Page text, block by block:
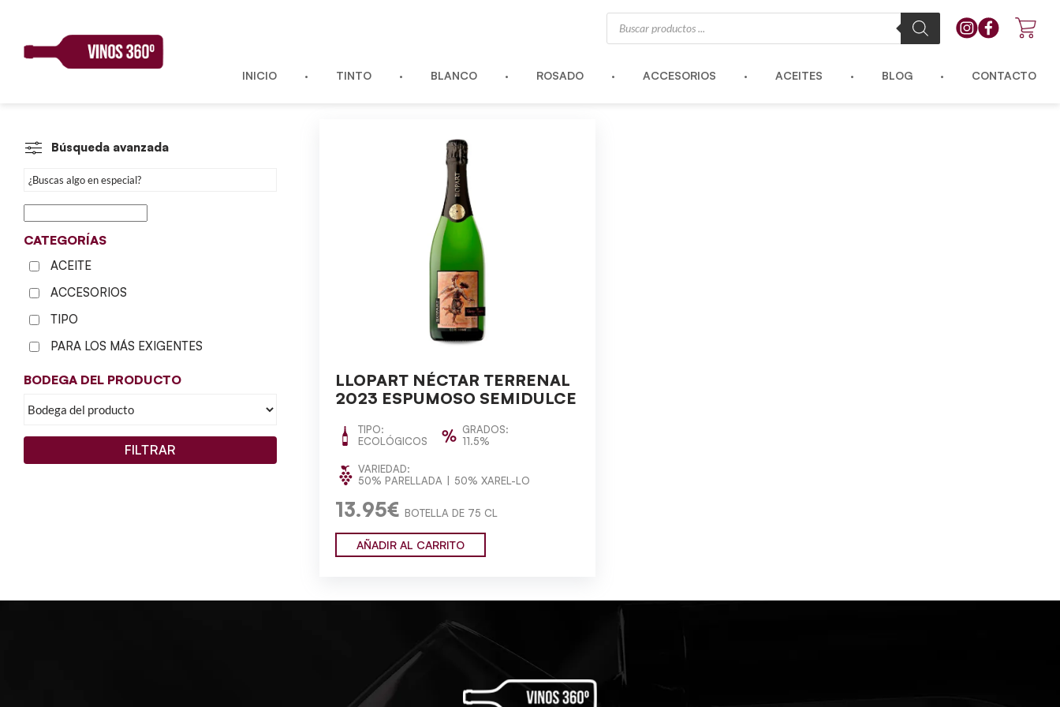
content
Búsqueda
productos
INICIO TINTO BLANCO ROSADO ACCESORIOS ACEITES BLOG CONTACTO
Búsqueda avanzada
CATEGORÍAS
ACEITE
ACCESORIOS
TIPO
PARA LOS MÁS EXIGENTES
BODEGA DEL PRODUCTO
FILTRAR
LLOPART NÉCTAR TERRENAL
2023 ESPUMOSO SEMIDULCE
TIPO:
ECOLÓGICOS
GRADOS:
11.5%
VARIEDAD:
50% PARELLADA
50% XAREL-LO
13.95€ BOTELLA DE 75 CL
AÑADIR AL CARRITO